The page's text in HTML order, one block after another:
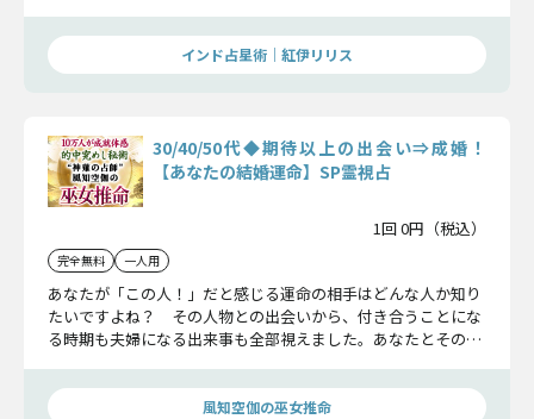
ょう。
インド占星術｜紅伊リリス
30/40/50代◆期待以上の出会い⇒成婚！
【あなたの結婚運命】SP霊視占
1回 0円（税込）
完全無料 一人用
あなたが「この人！」だと感じる運命の相手はどんな人か知り
たいですよね？ その人物との出会いから、付き合うことにな
る時期も夫婦になる出来事も全部視えました。あなたとその人
ょう。
風知空伽の巫女推命